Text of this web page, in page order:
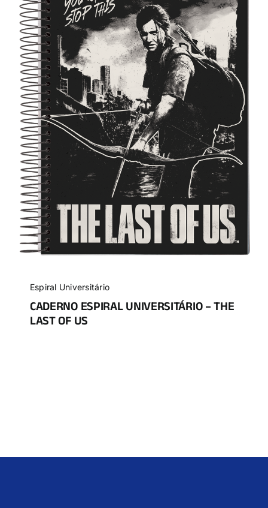
Espiral Universitário
CADERNO ESPIRAL UNIVERSITÁRIO – THE
LAST OF US